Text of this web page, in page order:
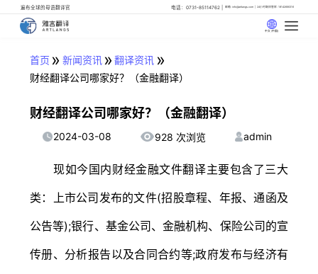
遍布全球的母语翻译官 电话：0731-85114762 邮箱: info@artlangs.com 24小时翻译管家: 18142666316
中文 (中国)
首页 » 新闻资讯» 翻译资讯 »
财经翻译公司哪家好？（金融翻译）
财经翻译公司哪家好？（金融翻译）
2024-03-08 928 次浏览 admin
现如今国内财经金融文件翻译主要包含了三大
类：上市公司发布的文件(招股章程、年报、通函及
公告等);银行、基金公司、金融机构、保险公司的宣
传册、分析报告以及合同合约等;政府发布与经济有